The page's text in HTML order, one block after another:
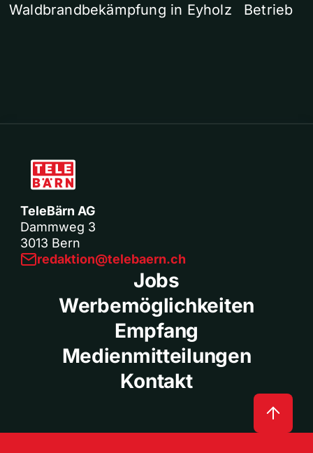
Waldbrandbekämpfung in Eyholz
Betrieb
TeleBärn AG
Dammweg 3
3013 Bern
redaktion@telebaern.ch
Jobs
Werbemöglichkeiten
Empfang
Medienmitteilungen
Kontakt